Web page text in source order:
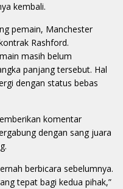
kembali.
pemain, Manchester
Rashford.
masih belum
panjang tersebut. Hal
dengan status bebas
komentar
dengan sang juara
berbicara sebelumnya.
tepat bagi kedua pihak,”